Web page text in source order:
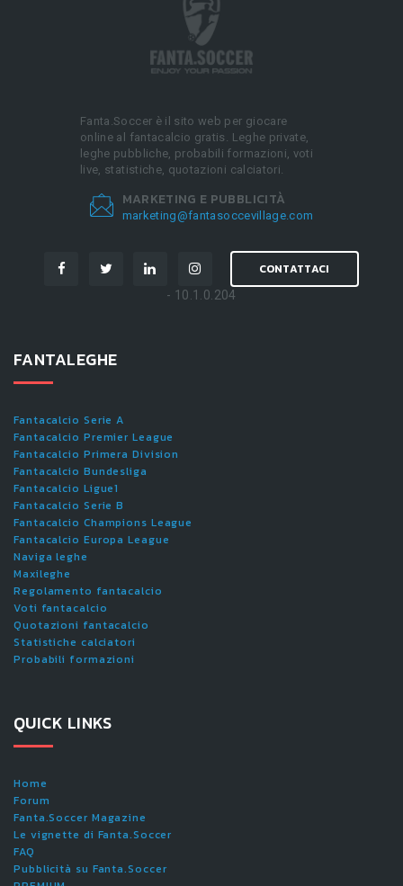
Fanta.Soccer è il sito web per giocare
online al fantacalcio gratis. Leghe private,
leghe pubbliche, probabili formazioni, voti
live, statistiche, quotazioni calciatori.
MARKETING E PUBBLICITÀ
marketing@fantasoccevillage.com
CONTATTACI
- 10.1.0.204
FANTALEGHE
Fantacalcio Serie A
Fantacalcio Premier League
Fantacalcio Primera Division
Fantacalcio Bundesliga
Fantacalcio Ligue1
Fantacalcio Serie B
Fantacalcio Champions League
Fantacalcio Europa League
Naviga leghe
Maxileghe
Regolamento fantacalcio
Voti fantacalcio
Quotazioni fantacalcio
Statistiche calciatori
Probabili formazioni
QUICK LINKS
Home
Forum
Fanta.Soccer Magazine
Le vignette di Fanta.Soccer
FAQ
Pubblicità su Fanta.Soccer